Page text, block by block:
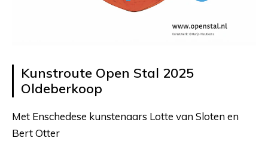
Kunstroute Open Stal 2025
Oldeberkoop
Met Enschedese kunstenaars Lotte van Sloten en
Bert Otter